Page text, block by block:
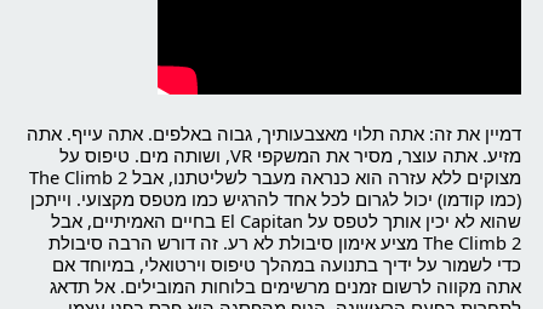
דמיין את זה: אתה תלוי מאצבעותיך, גבוה באלפים. אתה עייף. אתה
מזיע. אתה עוצר, מסיר את המשקפי VR, ושותה מים. טיפוס על
מצוקים ללא עזרה הוא כנראה מעבר לשליטתנו, אבל The Climb 2
(כמו קודמו) יכול לגרום לכל אחד להרגיש כמו מטפס מקצועי. וייתכן
שהוא לא יכין אותך לטפס על El Capitan בחיים האמיתיים, אבל
The Climb 2 מציע אימון סיבולת לא רע. זה דורש הרבה סיבולת
כדי לשמור על ידיך בתנועה במהלך טיפוס וירטואלי, במיוחד אם
אתה מקווה לרשום זמנים מרשימים בלוחות המובילים. אל תדאג